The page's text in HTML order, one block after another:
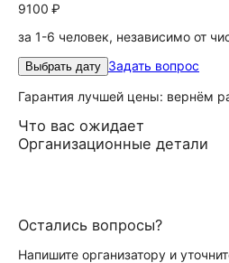
9100 ₽
за 1-6 человек, независимо от
Выбрать дату Задать вопрос
Гарантия лучшей цены: вернём
Что вас ожидает
Организационные детали
Остались вопросы?
Напишите организатору и